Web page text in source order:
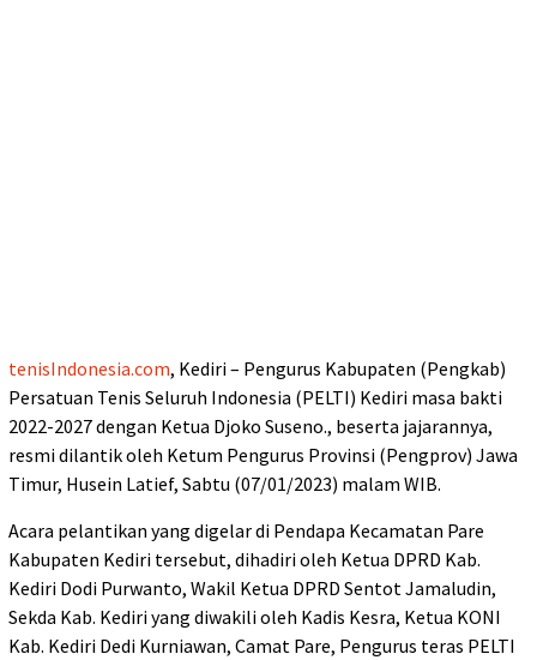
tenisIndonesia.com, Kediri – Pengurus Kabupaten (Pengkab)
Persatuan Tenis Seluruh Indonesia (PELTI) Kediri masa bakti
2022-2027 dengan Ketua Djoko Suseno., beserta jajarannya,
resmi dilantik oleh Ketum Pengurus Provinsi (Pengprov) Jawa
Timur, Husein Latief, Sabtu (07/01/2023) malam WIB.
Acara pelantikan yang digelar di Pendapa Kecamatan Pare
Kabupaten Kediri tersebut, dihadiri oleh Ketua DPRD Kab.
Kediri Dodi Purwanto, Wakil Ketua DPRD Sentot Jamaludin,
Sekda Kab. Kediri yang diwakili oleh Kadis Kesra, Ketua KONI
Kab. Kediri Dedi Kurniawan, Camat Pare, Pengurus teras PELTI